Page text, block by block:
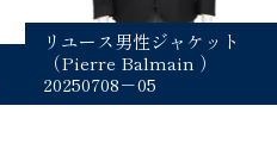
リユース男性ジャケット
（Pierre Balmain ）
20250708－05